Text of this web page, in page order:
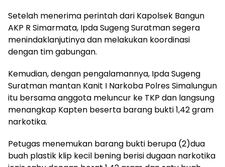
Setelah menerima perintah dari Kapolsek Bangun
AKP R Simarmata, Ipda Sugeng Suratman segera
menindaklanjutinya dan melakukan koordinasi
dengan tim gabungan.
Kemudian, dengan pengalamannya, Ipda Sugeng
Suratman mantan Kanit I Narkoba Polres Simalungun
itu bersama anggota meluncur ke TKP dan langsung
menangkap Kapten beserta barang bukti 1,42 gram
narkotika.
Petugas menemukan barang bukti berupa (2)dua
buah plastik klip kecil bening berisi dugaan narkotika